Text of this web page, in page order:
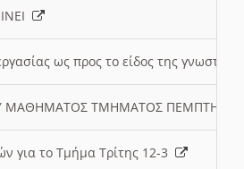
ως προς το είδος της
ΜΑΘΗΜΑΤΟΣ ΤΜΗΜΑΤΟΣ
για το Τμήμα Τρίτης 12-3